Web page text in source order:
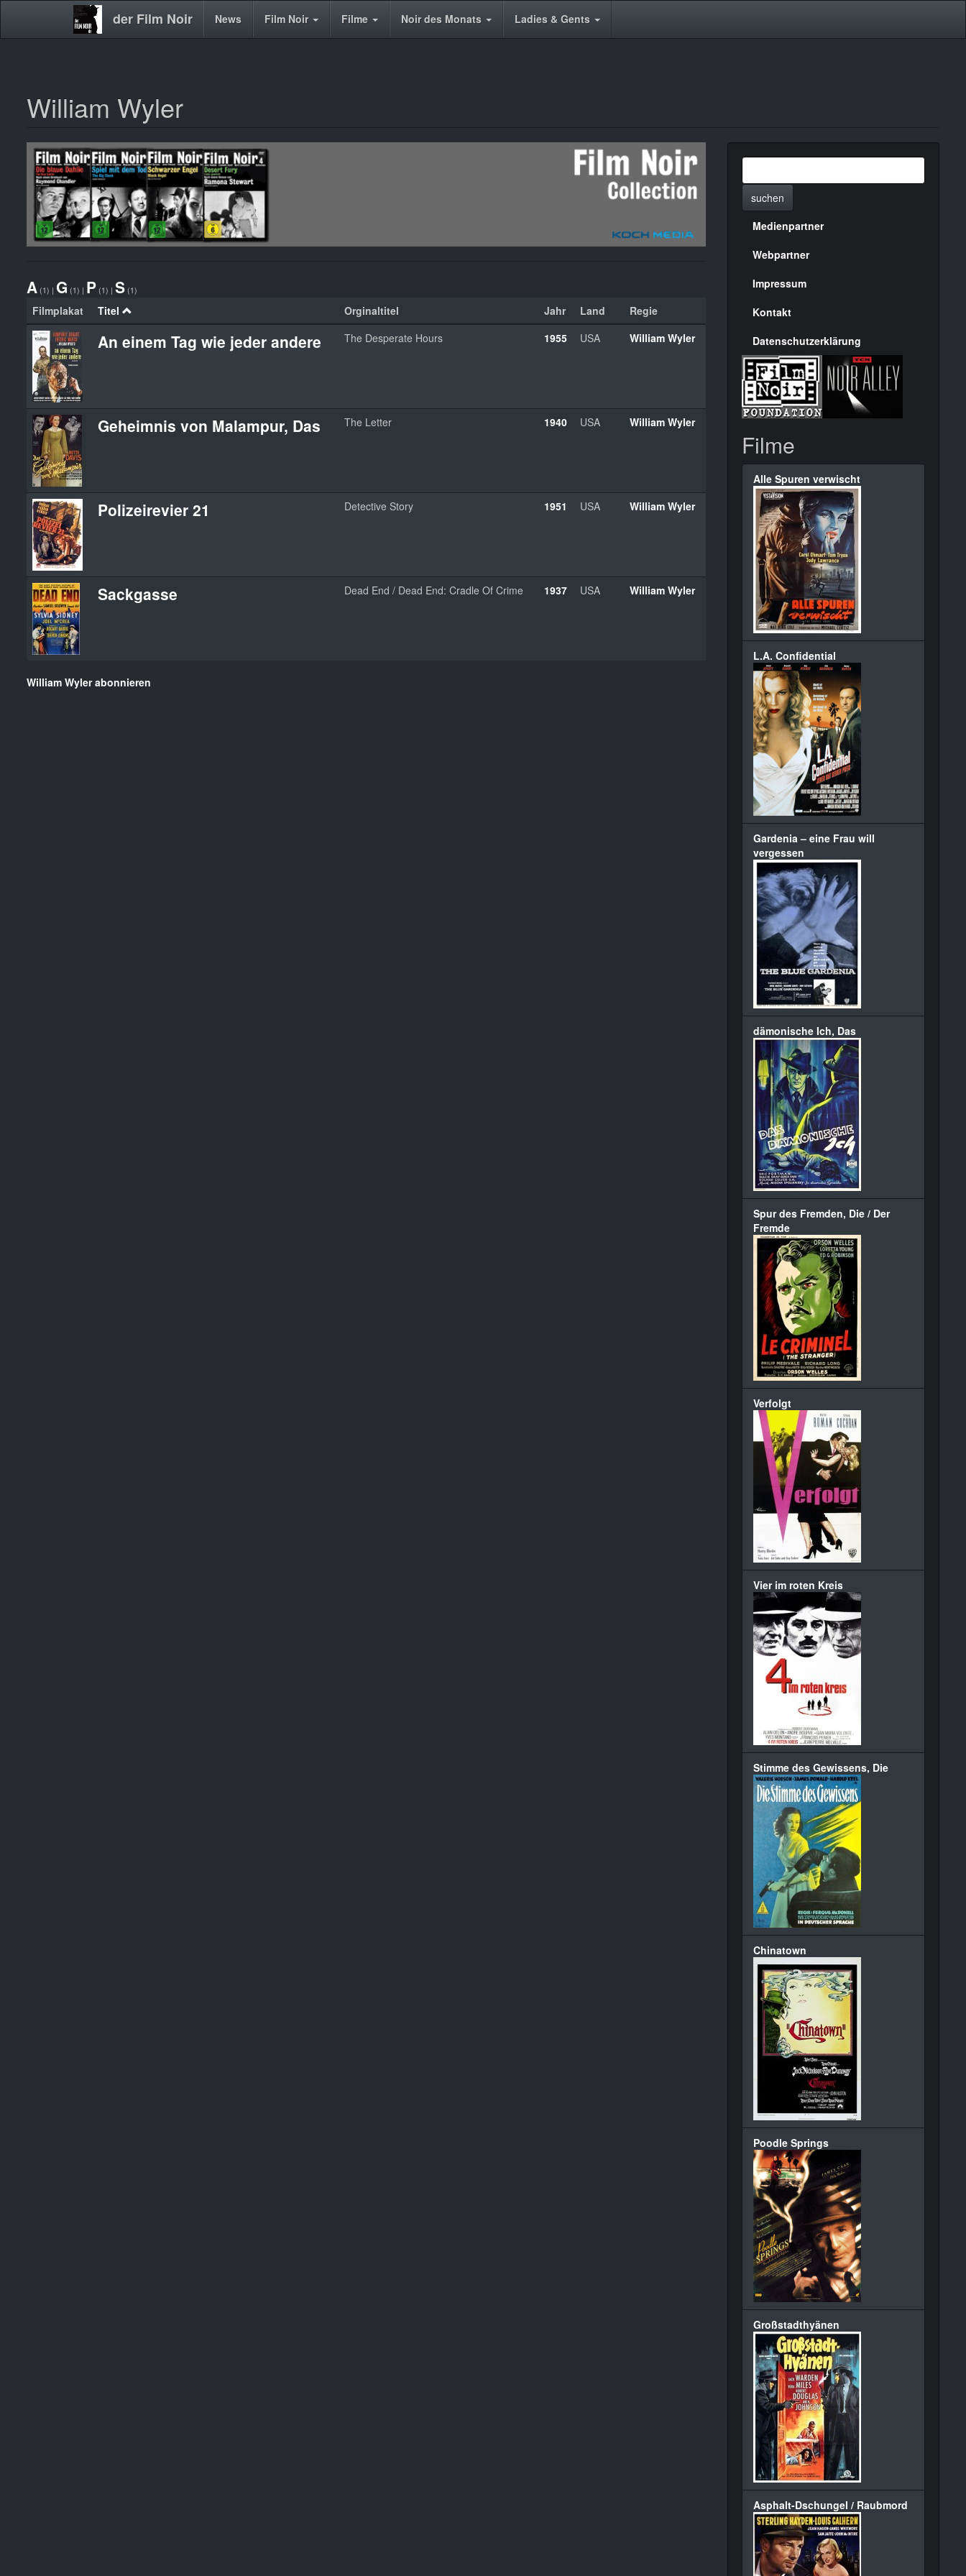
Direkt
der Film Noir
Main News Film Noir Filme Noir des Monats Ladies & Gents
William Wyler
A (1) | G (1) | P (1) | S (1)
Filmplakat Titel Orginaltitel Jahr Land Regie
An einem Tag wie jeder andere The Desperate Hours 1955 USA William Wyler
Geheimnis von Malampur, Das The Letter 1940 USA William Wyler
Polizeirevier 21 Detective Story 1951 USA William Wyler
Sackgasse Dead End / Dead End: Cradle Of Crime 1937 USA William Wyler
William Wyler abonnieren
suchen
Menülinks
rechte
Seite
Medienpartner
Webpartner
Impressum
Kontakt
Datenschutzerklärung
Filme
Alle Spuren verwischt
L.A. Confidential
Gardenia – eine Frau will
vergessen
dämonische Ich, Das
Spur des Fremden, Die / Der
Fremde
Verfolgt
Vier im roten Kreis
Stimme des Gewissens, Die
Chinatown
Poodle Springs
Großstadthyänen
Asphalt-Dschungel / Raubmord